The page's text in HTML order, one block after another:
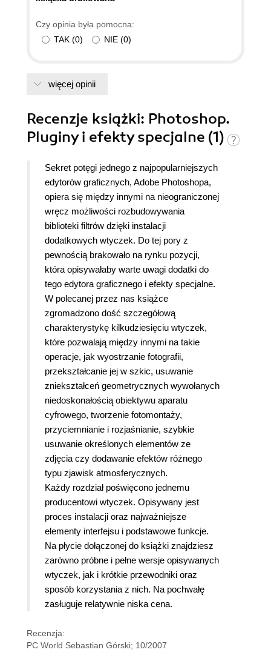
Czy opinia była pomocna:
TAK (0) NIE (0)
więcej opinii
Recenzje książki: Photoshop.
Pluginy i efekty specjalne (1)
Sekret potęgi jednego z najpopularniejszych
edytorów graficznych, Adobe Photoshopa,
opiera się między innymi na nieograniczonej
wręcz możliwości rozbudowywania
biblioteki filtrów dzięki instalacji
dodatkowych wtyczek. Do tej pory z
pewnością brakowało na rynku pozycji,
która opisywałaby warte uwagi dodatki do
tego edytora graficznego i efekty specjalne.
W polecanej przez nas książce
zgromadzono dość szczegółową
charakterystykę kilkudziesięciu wtyczek,
które pozwalają między innymi na takie
operacje, jak wyostrzanie fotografii,
przekształcanie jej w szkic, usuwanie
zniekształceń geometrycznych wywołanych
niedoskonałością obiektywu aparatu
cyfrowego, tworzenie fotomontaży,
przyciemnianie i rozjaśnianie, szybkie
usuwanie określonych elementów ze
zdjęcia czy dodawanie efektów różnego
typu zjawisk atmosferycznych.
Każdy rozdział poświęcono jednemu
producentowi wtyczek. Opisywany jest
proces instalacji oraz najważniejsze
elementy interfejsu i podstawowe funkcje.
Na płycie dołączonej do książki znajdziesz
zarówno próbne i pełne wersje opisywanych
wtyczek, jak i krótkie przewodniki oraz
sposób korzystania z nich. Na pochwałę
zasługuje relatywnie niska cena.
Recenzja:
PC World Sebastian Górski; 10/2007